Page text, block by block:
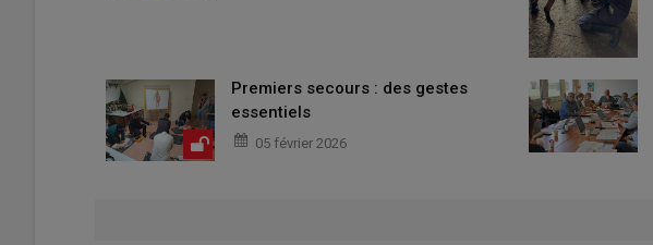
Premiers secours : des gestes
essentiels
05 février 2026